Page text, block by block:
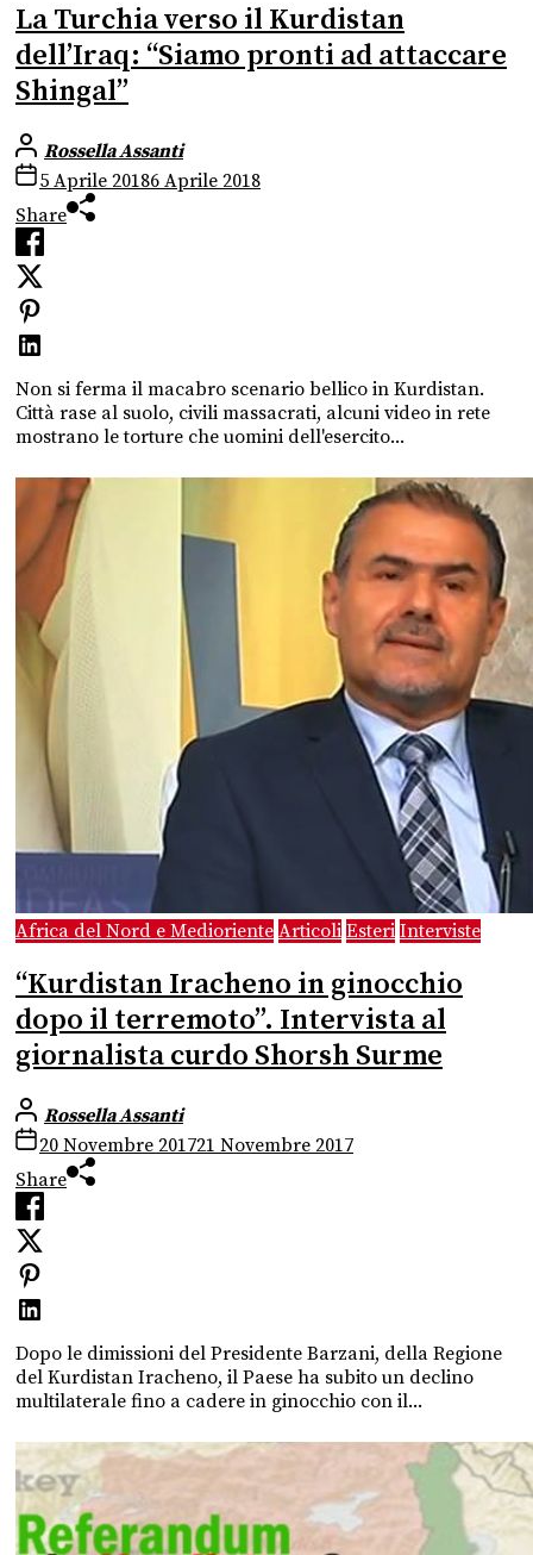
La Turchia verso il Kurdistan
dell’Iraq: “Siamo pronti ad attaccare
Shingal”
Rossella Assanti
5 Aprile 20186 Aprile 2018
Share
Non si ferma il macabro scenario bellico in Kurdistan.
Città rase al suolo, civili massacrati, alcuni video in rete
mostrano le torture che uomini dell'esercito...
Africa del Nord e Medioriente Articoli Esteri Interviste
“Kurdistan Iracheno in ginocchio
dopo il terremoto”. Intervista al
giornalista curdo Shorsh Surme
Rossella Assanti
20 Novembre 201721 Novembre 2017
Share
Dopo le dimissioni del Presidente Barzani, della Regione
del Kurdistan Iracheno, il Paese ha subito un declino
multilaterale fino a cadere in ginocchio con il...